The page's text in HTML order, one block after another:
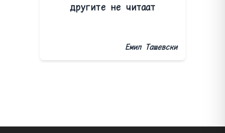
другите не читаат
Емил Ташевски